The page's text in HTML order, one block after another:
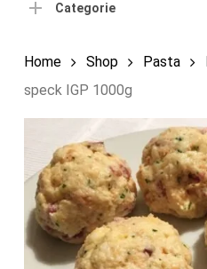
Categorie
Home Shop Pasta
speck IGP 1000g